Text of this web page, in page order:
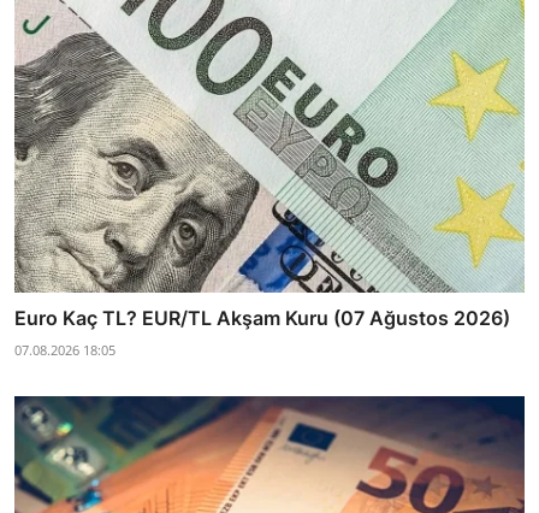
Euro Kaç TL? EUR/TL Akşam Kuru (07 Ağustos 2026)
07.08.2026 18:05